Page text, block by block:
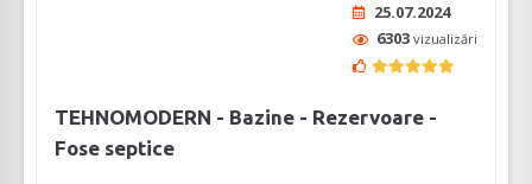
25.07.2024
6303 vizualizări
TEHNOMODERN - Bazine - Rezervoare -
Fose septice